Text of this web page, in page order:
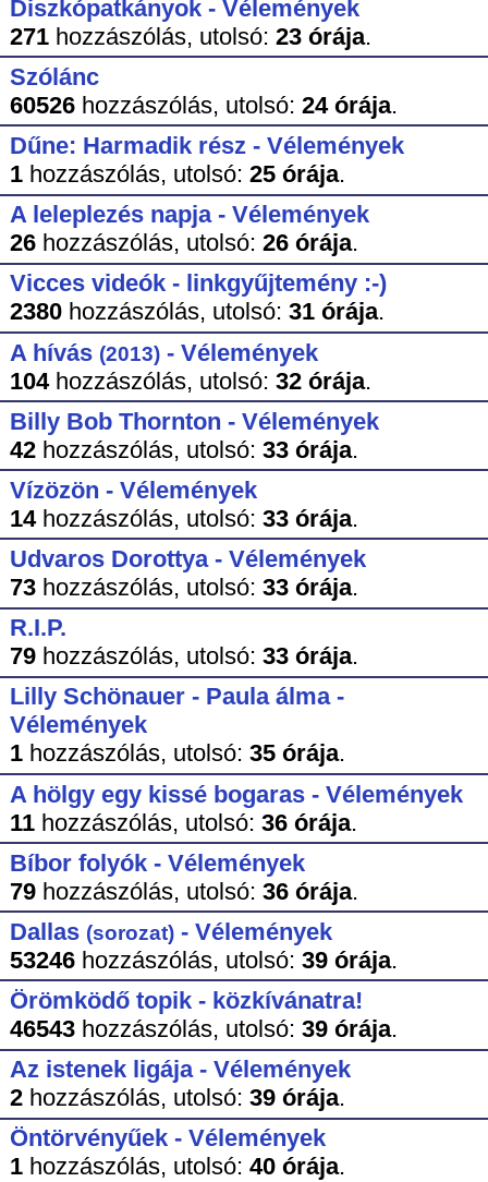
Diszkópatkányok - Vélemények
271hozzászólás, utolsó: 23 órája.
Szólánc
60526hozzászólás, utolsó: 24 órája.
Dűne: Harmadik rész - Vélemények
1hozzászólás, utolsó: 25 órája.
A leleplezés napja - Vélemények
26hozzászólás, utolsó: 26 órája.
Vicces videók - linkgyűjtemény :-)
2380hozzászólás, utolsó: 31 órája.
A hívás (2013)- Vélemények
104hozzászólás, utolsó: 32 órája.
Billy Bob Thornton - Vélemények
42hozzászólás, utolsó: 33 órája.
Vízözön - Vélemények
14hozzászólás, utolsó: 33 órája.
Udvaros Dorottya - Vélemények
73hozzászólás, utolsó: 33 órája.
R.I.P.
79hozzászólás, utolsó: 33 órája.
Lilly Schönauer - Paula álma -
Vélemények
1hozzászólás, utolsó: 35 órája.
A hölgy egy kissé bogaras - Vélemények
11hozzászólás, utolsó: 36 órája.
Bíbor folyók - Vélemények
79hozzászólás, utolsó: 36 órája.
Dallas (sorozat)- Vélemények
53246hozzászólás, utolsó: 39 órája.
Örömködő topik - közkívánatra!
46543hozzászólás, utolsó: 39 órája.
Az istenek ligája - Vélemények
2hozzászólás, utolsó: 39 órája.
Öntörvényűek - Vélemények
1hozzászólás, utolsó: 40 órája.